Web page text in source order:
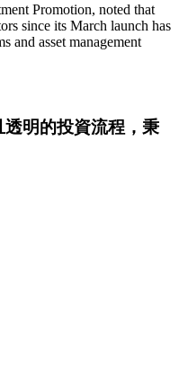
Promotion, noted that
since its March launch has
and asset management
透明的投資流程，秉